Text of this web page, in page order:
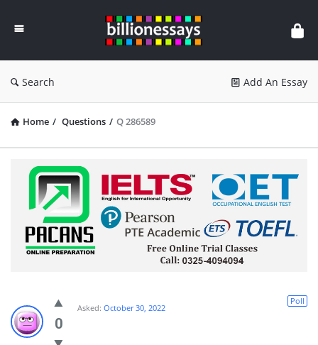
Essays
Search Add An Essay
Home / Questions / Q 286589
0
Poll
Asked: October 30, 2022